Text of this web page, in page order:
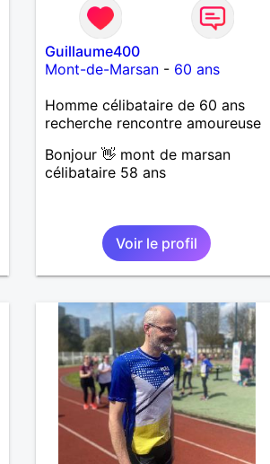
Guillaume400
Mont-de-Marsan - 60 ans
Homme célibataire de 60 ans
recherche rencontre amoureuse
Bonjour 👋 mont de marsan
célibataire 58 ans
Voir le profil